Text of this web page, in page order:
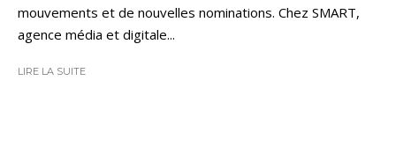
mouvements et de nouvelles nominations. Chez SMART,
agence média et digitale...
LIRE LA SUITE